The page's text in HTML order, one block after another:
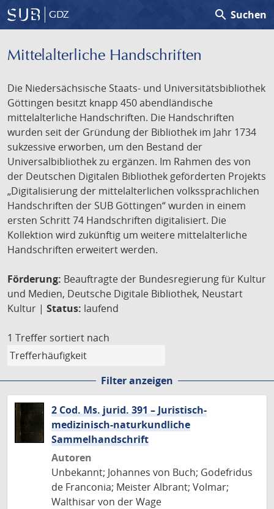
GDZ search Suchen
Mittelalterliche Handschriften
Die Niedersächsische Staats- und Universitätsbibliothek
Göttingen besitzt knapp 450 abendländische
mittelalterliche Handschriften. Die Handschriften
wurden seit der Gründung der Bibliothek im Jahr 1734
sukzessive erworben, um den Bestand der
Universalbibliothek zu ergänzen. Im Rahmen des von
der Deutschen Digitalen Bibliothek geförderten Projekts
„Digitalisierung der mittelalterlichen volkssprachlichen
Handschriften der SUB Göttingen“ wurden in einem
ersten Schritt 74 Handschriften digitalisiert. Die
Kollektion wird zukünftig um weitere mittelalterliche
Handschriften erweitert werden.
Förderung: Beauftragte der Bundesregierung für Kultur
und Medien, Deutsche Digitale Bibliothek, Neustart
Kultur | Status: laufend
1 Treffer sortiert nach
Filter anzeigen
2 Cod. Ms. jurid. 391 – Juristisch-
medizinisch-naturkundliche
Sammelhandschrift
Autoren
Unbekannt; Johannes von Buch; Godefridus
de Franconia; Meister Albrant; Volmar;
Walthisar von der Wage